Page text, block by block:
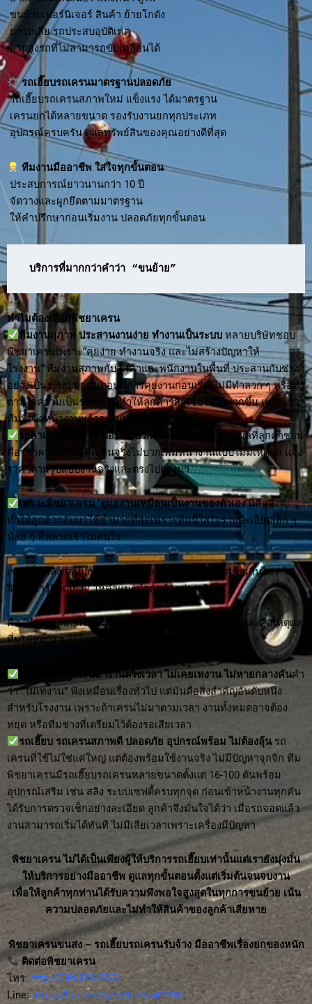
ขนย้ายเฟอร์นิเจอร์ สินค้า ย้ายโกดัง
ยกรถเสีย รถประสบอุบัติเหตุ
ลากจูงรถที่ไม่สามารถขับเคลื่อนได้
รถเฮี๊ยบรถเครนมาตรฐานปลอดภัย
รถเฮี๊ยบรถเครนสภาพใหม่ แข็งแรง ได้มาตรฐาน
เครนยกได้หลายขนาด รองรับงานยกทุกประเภท
อุปกรณ์ครบครัน ดูแลทรัพย์สินของคุณอย่างดีที่สุด
ทีมงานมืออาชีพ ใส่ใจทุกขั้นตอน
ประสบการณ์ยาวนานกว่า 10 ปี
จัดวางและผูกยึดตามมาตรฐาน
ให้คำปรึกษาก่อนเริ่มงาน ปลอดภัยทุกขั้นตอน
บริการที่มากกว่าคำว่า “ขนย้าย”
ทำไมต้องเลือกพิชยาเครน
ทีมงานสุภาพ ประสานงานง่าย ทำงานเป็นระบบ หลายบริษัทชอบ
พิชยาเครนเพราะ“คุยง่าย ทำงานจริง และไม่สร้างปัญหาให้
โรงงาน” ทีมงานสุภาพกับลูกค้าและพนักงานในพื้นที่ ประสานกับช่าง
อย่างเป็นระบบ ทุกขั้นตอนมีการคุยงานก่อนเริ่ม ไม่มีทำลวก ๆ หรือทำ
ตามใจความเป็นระเบียบนี้ทำให้ลูกค้ารู้สึกเชื่อใจได้มากขึ้น เพราะรู้ว่า
ทีมนี้เข้าหน้างานแล้วจะไม่ทำให้งานวุ่นวาย
ราคาเหมาะสม ไม่เว่อร์ ไม่บวกเพิ่มภายหลัง
อีกเหตุผลที่ลูกค้าชอบ
คือ “ราคาแฟร์”ไม่คิดเกินจริงไม่บวกเพิ่มหน้างานแบบไม่มีเหตุผล แจ้ง
ราคาตามรูปแบบงานจริงและตรงไปตรงมา
เพราะพิชยาเครน ‘ดูแลงานเหมือนเป็นงานของตัวเอง’นี่คือสิ่งที่
ทำให้ลูกค้ากลับมาใช้ซ้ำมากที่สุดเพราะทีมนี้ใส่ใจรายละเอียดเล็ก ๆ
น้อย ๆ ที่หลายเจ้าไม่สนใจ
เช่น เช็กสลิงก่อนยกทุกครั้ง / คุมองศาการยก / ไม่ยกไวเกินไป / ไม่
ฝืนยกถ้ารู้สึกเสี่ยง / ให้คำแนะนำลูกค้าอย่างจริงใจ
คือ “ทำงานแบบมีใจ” ไม่ใช่แค่รับงานแล้วไปให้จบ ๆนี่แหละคือเหตุผล
ที่บริษัทต่าง ๆ ไว้ใจเสมอมา
เพราะพิชยาเครนทำงานตรงเวลา ไม่เคยเทงาน ไม่หายกลางคันคำ
ว่า “ไม่เทงาน” ฟังเหมือนเรื่องทั่วไป แต่มันคือสิ่งสำคัญอันดับหนึ่ง
สำหรับโรงงาน เพราะถ้าเครนไม่มาตามเวลา งานทั้งหมดอาจต้อง
หยุด หรือทีมช่างที่เตรียมไว้ต้องรอเสียเวลา
รถเฮี๊ยบ รถเครนสภาพดี ปลอดภัย อุปกรณ์พร้อม ไม่ต้องลุ้นรถ
เครนที่ใช้ไม่ใช่แค่ใหญ่ แต่ต้องพร้อมใช้งานจริง ไม่มีปัญหาจุกจิก ทีม
พิชยาเครนมีรถเฮี๊ยบรถเครนหลายขนาดตั้งแต่ 16-100 ตันพร้อม
อุปกรณ์เสริม เช่น สลิง ระบบเซฟตี้ครบทุกจุด ก่อนเข้าหน้างานทุกคัน
ได้รับการตรวจเช็กอย่างละเอียด ลูกค้าจึงมั่นใจได้ว่า เมื่อรถจอดแล้ว
งานสามารถเริ่มได้ทันที ไม่มีเสียเวลาเพราะเครื่องมีปัญหา
พิชยาเครน ไม่ได้เป็นเพียงผู้ให้บริการรถเฮี๊ยบเท่านั้นแต่เรายังมุ่งมั่น
ให้บริการอย่างมืออาชีพ ดูแลทุกขั้นตอนตั้งแต่เริ่มต้นจนจบงาน
เพื่อให้ลูกค้าทุกท่านได้รับความพึงพอใจสูงสุดในทุกการขนย้าย เน้น
ความปลอดภัยและไม่ทำให้สินค้าของลูกค้าเสียหาย
พิชยาเครนขนส่ง – รถเฮี๊ยบรถเครนรับจ้าง มืออาชีพเรื่องยกของหนัก
ติดต่อพิชยาเครน
โทร: http://080-829-2990
Line: https://line.me/ti/p/8vnKuuPVNS